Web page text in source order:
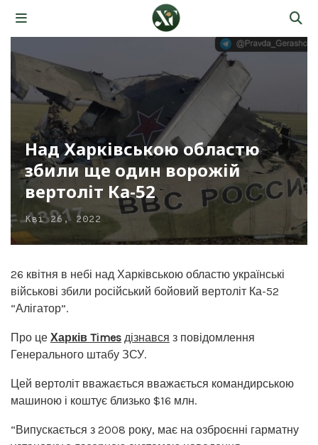
Над Харківською областю
збили ще один ворожій
вертоліт Ка-52
Кві 26, 2022
26 квітня в небі над Харківською областю українські
військові збили російський бойовий вертоліт Ка-52
“Алігатор”.
Про це Харків Times дізнався з повідомлення
Генерального штабу ЗСУ.
Цей вертоліт вважається вважається командирською
машиною і коштує близько $16 млн.
“Випускається з 2008 року, має на озброєнні гарматну